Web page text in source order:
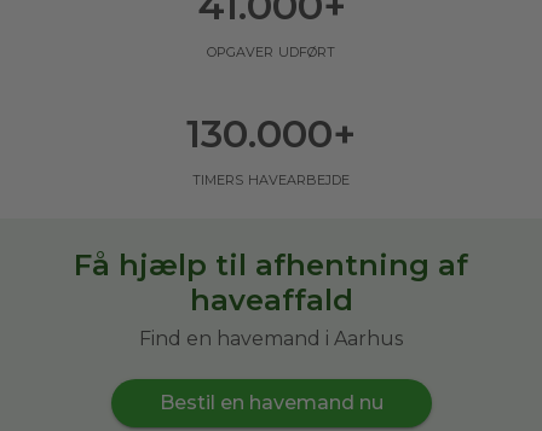
opgaver udført
timers havearbejde
130.000+
Få hjælp til afhentning af
haveaffald
Find en havemand i Aarhus
Bestil en havemand nu